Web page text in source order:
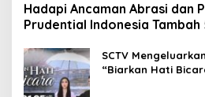
Hadapi Ancaman Abrasi dan
Prudential Indonesia
SCTV
“Biarkan Hati